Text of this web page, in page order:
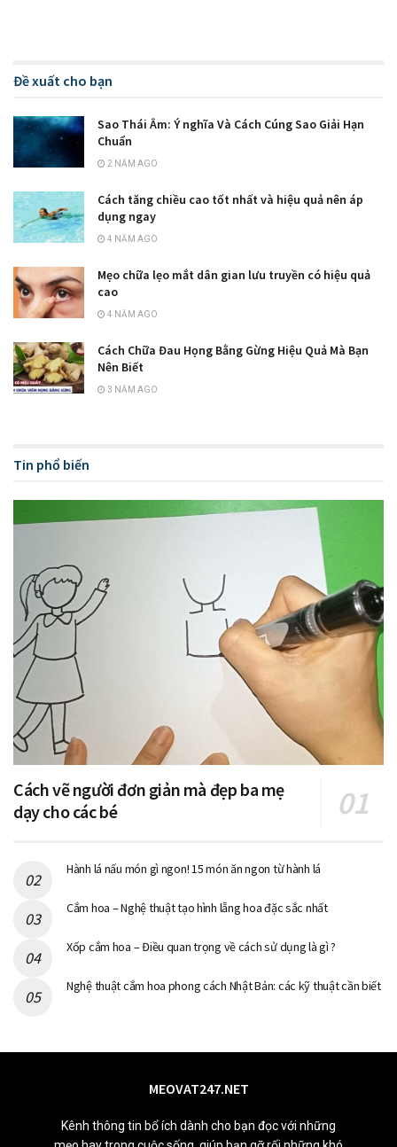
Đề xuất cho bạn
Sao Thái Âm: Ý nghĩa Và Cách Cúng Sao Giải Hạn
Chuẩn
2 NĂM AGO
Cách tăng chiều cao tốt nhất và hiệu quả nên áp
dụng ngay
4 NĂM AGO
Mẹo chữa lẹo mắt dân gian lưu truyền có hiệu quả
cao
4 NĂM AGO
Cách Chữa Đau Họng Bằng Gừng Hiệu Quả Mà Bạn
Nên Biết
3 NĂM AGO
Tin phổ biến
Cách vẽ người đơn giản mà đẹp ba mẹ
dạy cho các bé
Hành lá nấu món gì ngon! 15 món ăn ngon từ hành lá
Cắm hoa – Nghệ thuật tạo hình lẵng hoa đặc sắc nhất
Xốp cắm hoa – Điều quan trọng về cách sử dụng là gì ?
Nghệ thuật cắm hoa phong cách Nhật Bản: các kỹ thuật cần biết
MEOVAT247.NET
Kênh thông tin bổ ích dành cho bạn đọc với những